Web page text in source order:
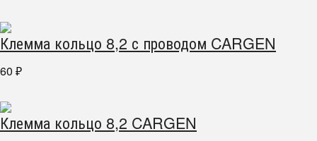
Клемма кольцо 8,2 с проводом CARGEN
60 ₽
Клемма кольцо 8,2 CARGEN